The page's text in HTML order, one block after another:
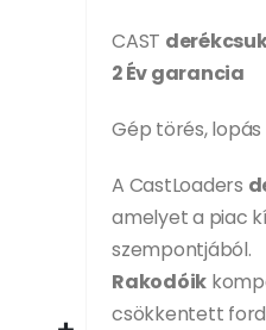
CAST
2 Év garancia
Gép törés,
A CastLoaders
amelyet a piac
szempontjából.
Rakodóik
csökkentett